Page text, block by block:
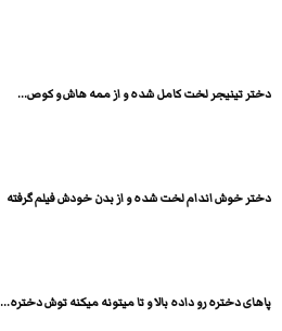
دختر تینیجر لخت کامل شده و از ممه هاش و کوص...
دختر خوش اندام لخت شده و از بدن خودش فیلم گرفته
پاهای دختره رو داده بالا و تا میتونه میکنه توش دختره...